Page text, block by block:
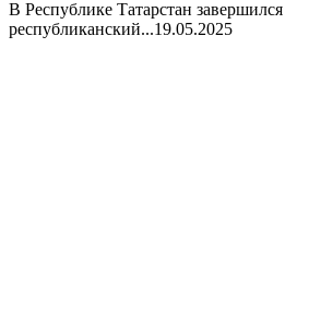
В Республике Татарстан завершился
республиканский...19.05.2025